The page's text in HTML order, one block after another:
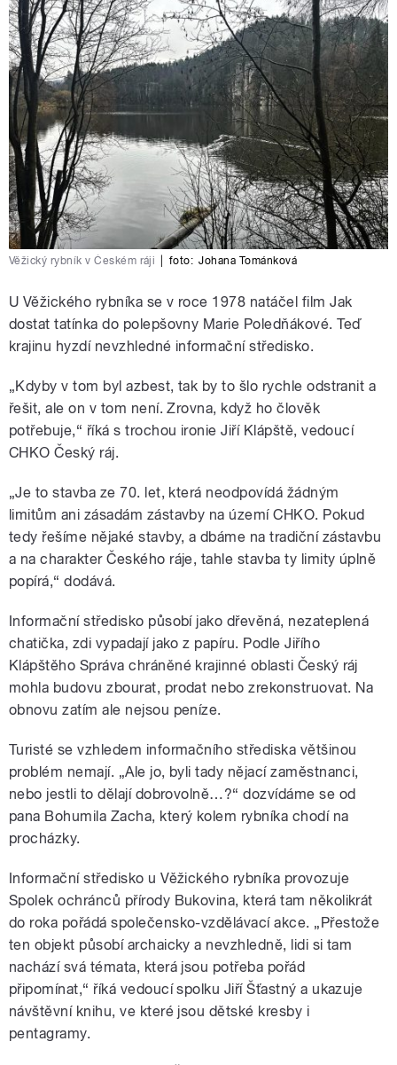
Věžický rybník v Českém ráji foto: Johana Tománková
U Věžického rybníka se v roce 1978 natáčel film Jak
dostat tatínka do polepšovny Marie Poledňákové. Teď
krajinu hyzdí nevzhledné informační středisko.
„Kdyby v tom byl azbest, tak by to šlo rychle odstranit a
řešit, ale on v tom není. Zrovna, když ho člověk
potřebuje,“ říká s trochou ironie Jiří Klápště, vedoucí
CHKO Český ráj.
„Je to stavba ze 70. let, která neodpovídá žádným
limitům ani zásadám zástavby na území CHKO. Pokud
tedy řešíme nějaké stavby, a dbáme na tradiční zástavbu
a na charakter Českého ráje, tahle stavba ty limity úplně
popírá,“ dodává.
Informační středisko působí jako dřevěná, nezateplená
chatička, zdi vypadají jako z papíru. Podle Jiřího
Klápštěho Správa chráněné krajinné oblasti Český ráj
mohla budovu zbourat, prodat nebo zrekonstruovat. Na
obnovu zatím ale nejsou peníze.
Turisté se vzhledem informačního střediska většinou
problém nemají. „Ale jo, byli tady nějací zaměstnanci,
nebo jestli to dělají dobrovolně…?“ dozvídáme se od
pana Bohumila Zacha, který kolem rybníka chodí na
procházky.
Informační středisko u Věžického rybníka provozuje
Spolek ochránců přírody Bukovina, která tam několikrát
do roka pořádá společensko-vzdělávací akce. „Přestože
ten objekt působí archaicky a nevzhledně, lidi si tam
nachází svá témata, která jsou potřeba pořád
připomínat,“ říká vedoucí spolku Jiří Šťastný a ukazuje
návštěvní knihu, ve které jsou dětské kresby i
pentagramy.